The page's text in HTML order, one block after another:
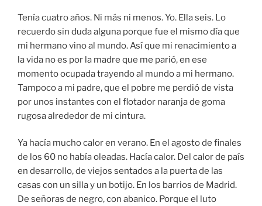
Tenía cuatro años. Ni más ni menos. Yo. Ella seis. Lo
recuerdo sin duda alguna porque fue el mismo día que
mi hermano vino al mundo. Así que mi renacimiento a
la vida no es por la madre que me parió, en ese
momento ocupada trayendo al mundo a mi hermano.
Tampoco a mi padre, que el pobre me perdió de vista
por unos instantes con el flotador naranja de goma
rugosa alrededor de mi cintura.
Ya hacía mucho calor en verano. En el agosto de finales
de los 60 no había oleadas. Hacía calor. Del calor de país
en desarrollo, de viejos sentados a la puerta de las
casas con un silla y un botijo. En los barrios de Madrid.
De señoras de negro, con abanico. Porque el luto